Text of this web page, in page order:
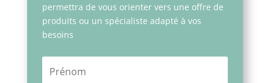
permettra de vous orienter vers une offre de
produits ou un spécialiste adapté à vos
besoins